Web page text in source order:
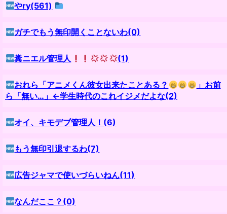
やry(561)
ガチでもう無印開くことないわ(0)
糞ニエル管理人 (1)
おれら「アニメくん彼女出来たことある？
」お前
ら「無い…」←学生時代のこれイジメだよな(2)
オイ、キモデブ管理人！(6)
もう無印引退するわ(7)
広告ジャマで使いづらいねん(11)
なんだここ？(0)